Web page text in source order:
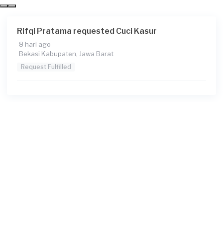
Shella Isma requested Cuci Kasur
Bogor Kabupaten, Jawa Barat
Rifqi Pratama requested Cuci Kasur
8 hari ago
Bekasi Kabupaten, Jawa Barat
Request Fulfilled